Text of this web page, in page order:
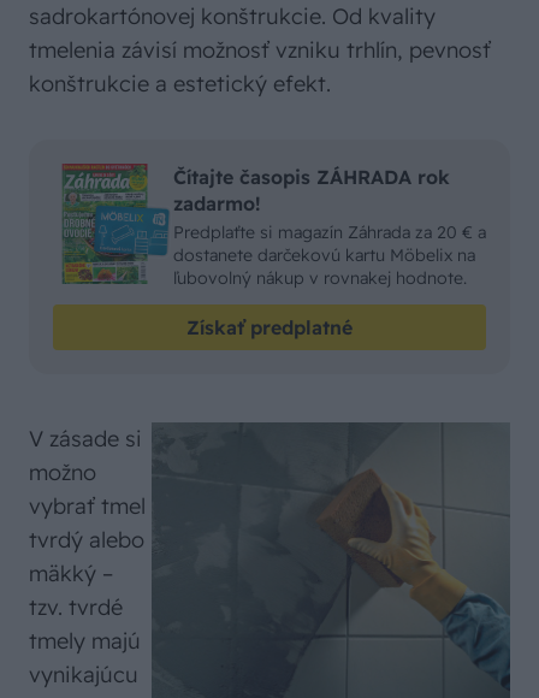
sadrokartónovej konštrukcie. Od kvality
tmelenia závisí možnosť vzniku trhlín, pevnosť
konštrukcie a estetický efekt.
Čítajte časopis ZÁHRADA rok
zadarmo!
Predplaťte si magazín Záhrada za 20 € a
dostanete darčekovú kartu Möbelix na
ľubovolný nákup v rovnakej hodnote.
Získať predplatné
V zásade si
možno
vybrať tmel
tvrdý alebo
mäkký –
tzv. tvrdé
tmely majú
vynikajúcu